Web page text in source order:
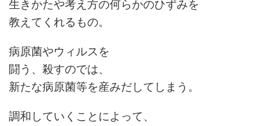
生きかたや考え方の何らかのひずみを
教えてくれるもの。
病原菌やウィルスを
闘う、殺すのでは、
新たな病原菌等を産みだしてしまう。
調和していくことによって、